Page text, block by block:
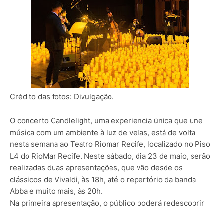
Crédito das fotos: Divulgação.
O concerto Candlelight, uma experiencia única que une
música com um ambiente à luz de velas, está de volta
nesta semana ao Teatro Riomar Recife, localizado no Piso
L4 do RioMar Recife. Neste sábado, dia 23 de maio, serão
realizadas duas apresentações, que vão desde os
clássicos de Vivaldi, às 18h, até o repertório da banda
Abba e muito mais, às 20h.
Na primeira apresentação, o público poderá redescobrir